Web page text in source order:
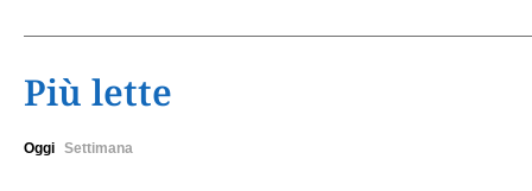
Più lette
Oggi Settimana